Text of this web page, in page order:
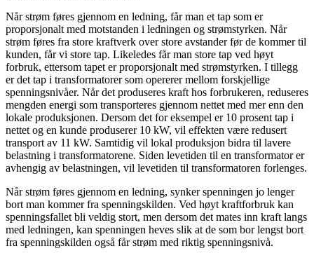
Når strøm føres gjennom en ledning, får man et tap som er
proporsjonalt med motstanden i ledningen og strømstyrken. Når
strøm føres fra store kraftverk over store avstander før de kommer til
kunden, får vi store tap. Likeledes får man store tap ved høyt
forbruk, ettersom tapet er proporsjonalt med strømstyrken. I tillegg
er det tap i transformatorer som opererer mellom forskjellige
spenningsnivåer. Når det produseres kraft hos forbrukeren, reduseres
mengden energi som transporteres gjennom nettet med mer enn den
lokale produksjonen. Dersom det for eksempel er 10 prosent tap i
nettet og en kunde produserer 10 kW, vil effekten være redusert
transport av 11 kW. Samtidig vil lokal produksjon bidra til lavere
belastning i transformatorene. Siden levetiden til en transformator er
avhengig av belastningen, vil levetiden til transformatoren forlenges.
Når strøm føres gjennom en ledning, synker spenningen jo lenger
bort man kommer fra spenningskilden. Ved høyt kraftforbruk kan
spenningsfallet bli veldig stort, men dersom det mates inn kraft langs
med ledningen, kan spenningen heves slik at de som bor lengst bort
fra spenningskilden også får strøm med riktig spenningsnivå.